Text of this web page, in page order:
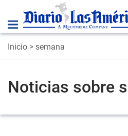
Inicio > semana
Noticias sobre